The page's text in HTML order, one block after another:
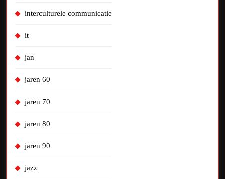
interculturele communicatie
it
jan
jaren 60
jaren 70
jaren 80
jaren 90
jazz